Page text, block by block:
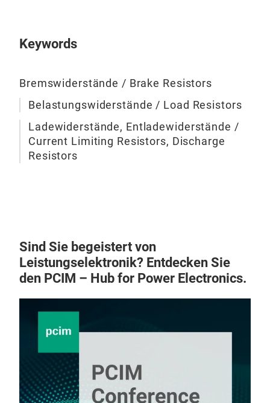
Keywords
Bremswiderstände / Brake Resistors
Belastungswiderstände / Load Resistors
Ladewiderstände, Entladewiderstände /
Current Limiting Resistors, Discharge
Resistors
Sind Sie begeistert von
Leistungselektronik? Entdecken Sie
den PCIM – Hub for Power Electronics.